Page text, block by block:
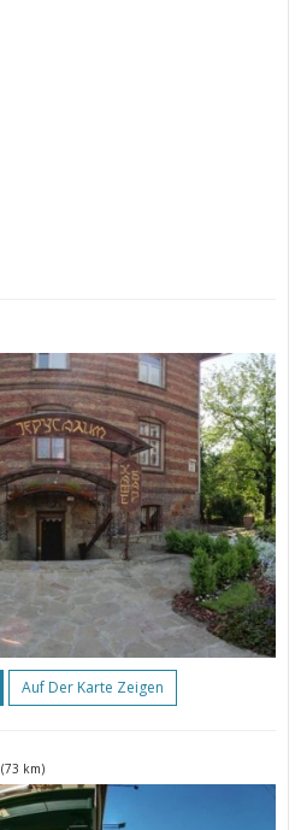
Auf Der Karte Zeigen
(73 km)